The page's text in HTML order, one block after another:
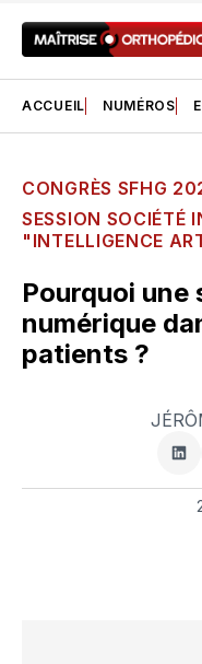
ACCUEIL NUMÉROS
CONGRÈS SFHG
SESSION SOCIÉTÉ
"INTELLIGENCE
Pourquoi une
numérique
patients ?